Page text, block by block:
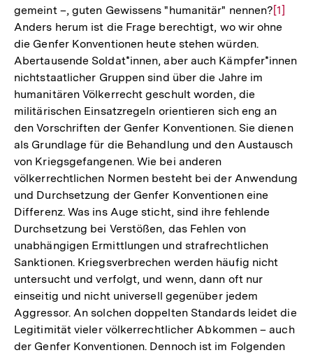
gemeint –, guten Gewissens "humanitär" nennen?Zur
[1]
Anders herum ist die Frage berechtigt, wo wir ohne
die Genfer Konventionen heute stehen würden.
Abertausende Soldat*innen, aber auch Kämpfer*innen
nichtstaatlicher Gruppen sind über die Jahre im
humanitären Völkerrecht geschult worden, die
militärischen Einsatzregeln orientieren sich eng an
den Vorschriften der Genfer Konventionen. Sie dienen
als Grundlage für die Behandlung und den Austausch
von Kriegsgefangenen. Wie bei anderen
völkerrechtlichen Normen besteht bei der Anwendung
und Durchsetzung der Genfer Konventionen eine
Differenz. Was ins Auge sticht, sind ihre fehlende
Durchsetzung bei Verstößen, das Fehlen von
unabhängigen Ermittlungen und strafrechtlichen
Sanktionen. Kriegsverbrechen werden häufig nicht
untersucht und verfolgt, und wenn, dann oft nur
einseitig und nicht universell gegenüber jedem
Aggressor. An solchen doppelten Standards leidet die
Legitimität vieler völkerrechtlicher Abkommen – auch
der Genfer Konventionen. Dennoch ist im Folgenden